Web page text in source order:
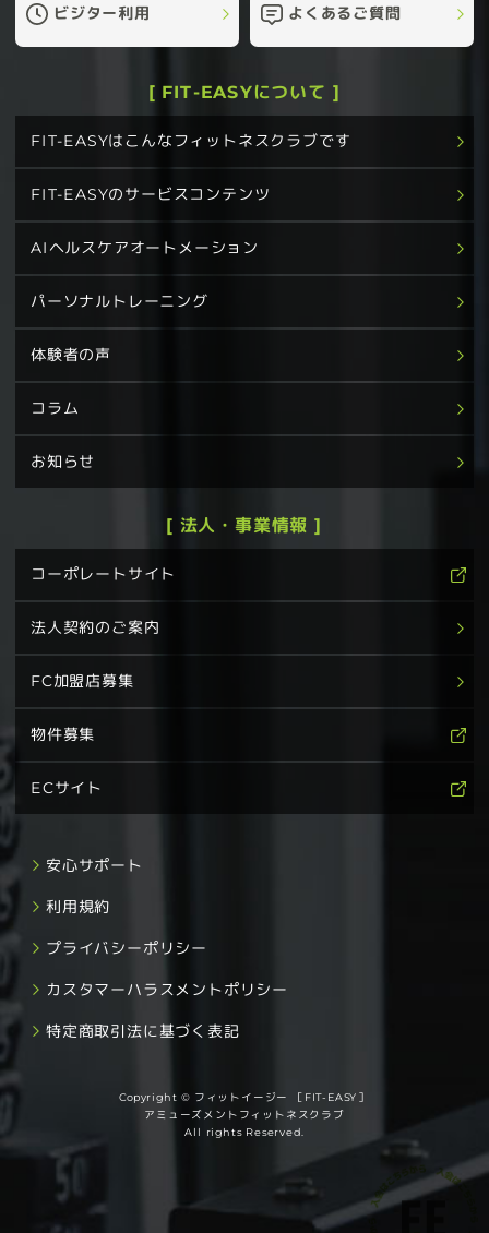
ビジター利用 よくあるご質問
[ FIT-EASYについて ]
FIT-EASYはこんなフィットネスクラブです
FIT-EASYのサービスコンテンツ
AIヘルスケアオートメーション
パーソナルトレーニング
体験者の声
コラム
お知らせ
[ 法人・事業情報 ]
コーポレートサイト
法人契約のご案内
FC加盟店募集
物件募集
ECサイト
安心サポート
利用規約
プライバシーポリシー
カスタマーハラスメントポリシー
特定商取引法に基づく表記
Copyright © フィットイージー ［FIT-EASY］
アミューズメントフィットネスクラブ
All rights Reserved.